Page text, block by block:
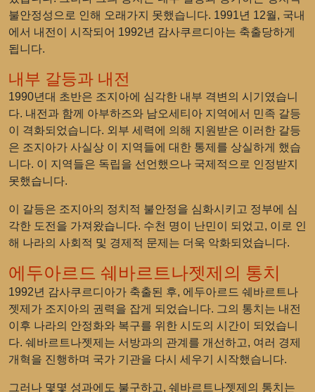
불안정성으로 인해 오래가지 못했습니다. 1991년 12월, 국내
에서 내전이 시작되어 1992년 감사쿠르디아는 축출당하게
됩니다.
내부 갈등과 내전
1990년대 초반은 조지아에 심각한 내부 격변의 시기였습니
다. 내전과 함께 아부하즈와 남오세티아 지역에서 민족 갈등
이 격화되었습니다. 외부 세력에 의해 지원받은 이러한 갈등
은 조지아가 사실상 이 지역들에 대한 통제를 상실하게 했습
니다. 이 지역들은 독립을 선언했으나 국제적으로 인정받지
못했습니다.
이 갈등은 조지아의 정치적 불안정을 심화시키고 정부에 심
각한 도전을 가져왔습니다. 수천 명이 난민이 되었고, 이로 인
해 나라의 사회적 및 경제적 문제는 더욱 악화되었습니다.
에두아르드 쉐바르트나젯제의 통치
1992년 감사쿠르디아가 축출된 후, 에두아르드 쉐바르트나
젯제가 조지아의 권력을 잡게 되었습니다. 그의 통치는 내전
이후 나라의 안정화와 복구를 위한 시도의 시간이 되었습니
다. 쉐바르트나젯제는 서방과의 관계를 개선하고, 여러 경제
개혁을 진행하며 국가 기관을 다시 세우기 시작했습니다.
그러나 몇몇 성과에도 불구하고, 쉐바르트나젯제의 통치는